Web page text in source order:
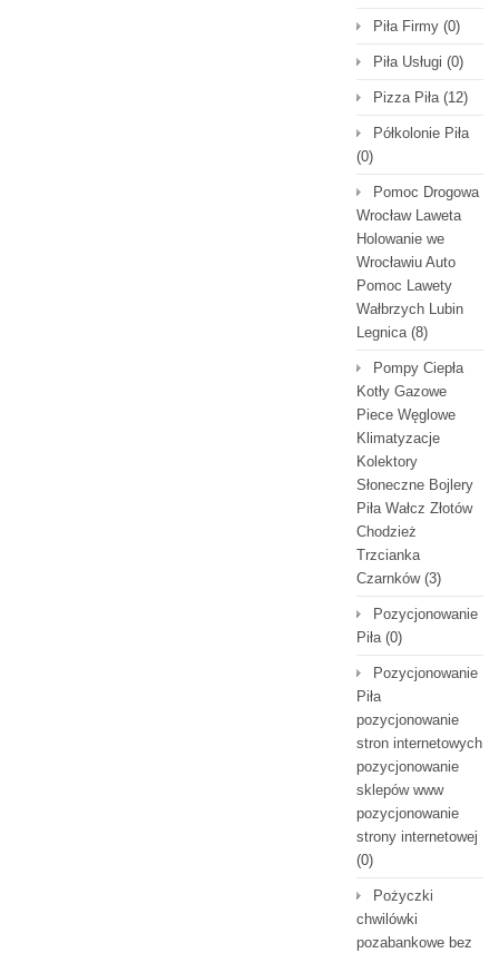
Piła Firmy (0)
Piła Usługi (0)
Pizza Piła(12)
Półkolonie Piła
(0)
Pomoc Drogowa
Wrocław Laweta
Holowanie we
Wrocławiu Auto
Pomoc Lawety
Wałbrzych Lubin
Legnica(8)
Pompy Ciepła
Kotły Gazowe
Piece Węglowe
Klimatyzacje
Kolektory
Słoneczne Bojlery
Piła Wałcz Złotów
Chodzież
Trzcianka
Czarnków(3)
Pozycjonowanie
Piła(0)
Pozycjonowanie
Piła
pozycjonowanie
stron internetowych
pozycjonowanie
sklepów www
pozycjonowanie
strony internetowej
(0)
Pożyczki
chwilówki
pozabankowe bez